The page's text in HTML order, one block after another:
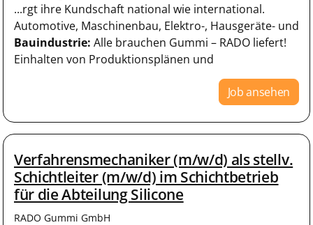
...rgt ihre Kundschaft national wie international.
Automotive, Maschinenbau, Elektro-, Hausgeräte- und
Bauindustrie: Alle brauchen Gummi – RADO liefert!
Einhalten von Produktionsplänen und
Job ansehen
Verfahrensmechaniker (m/w/d) als stellv.
Schichtleiter (m/w/d) im Schichtbetrieb
für die Abteilung Silicone
RADO Gummi GmbH